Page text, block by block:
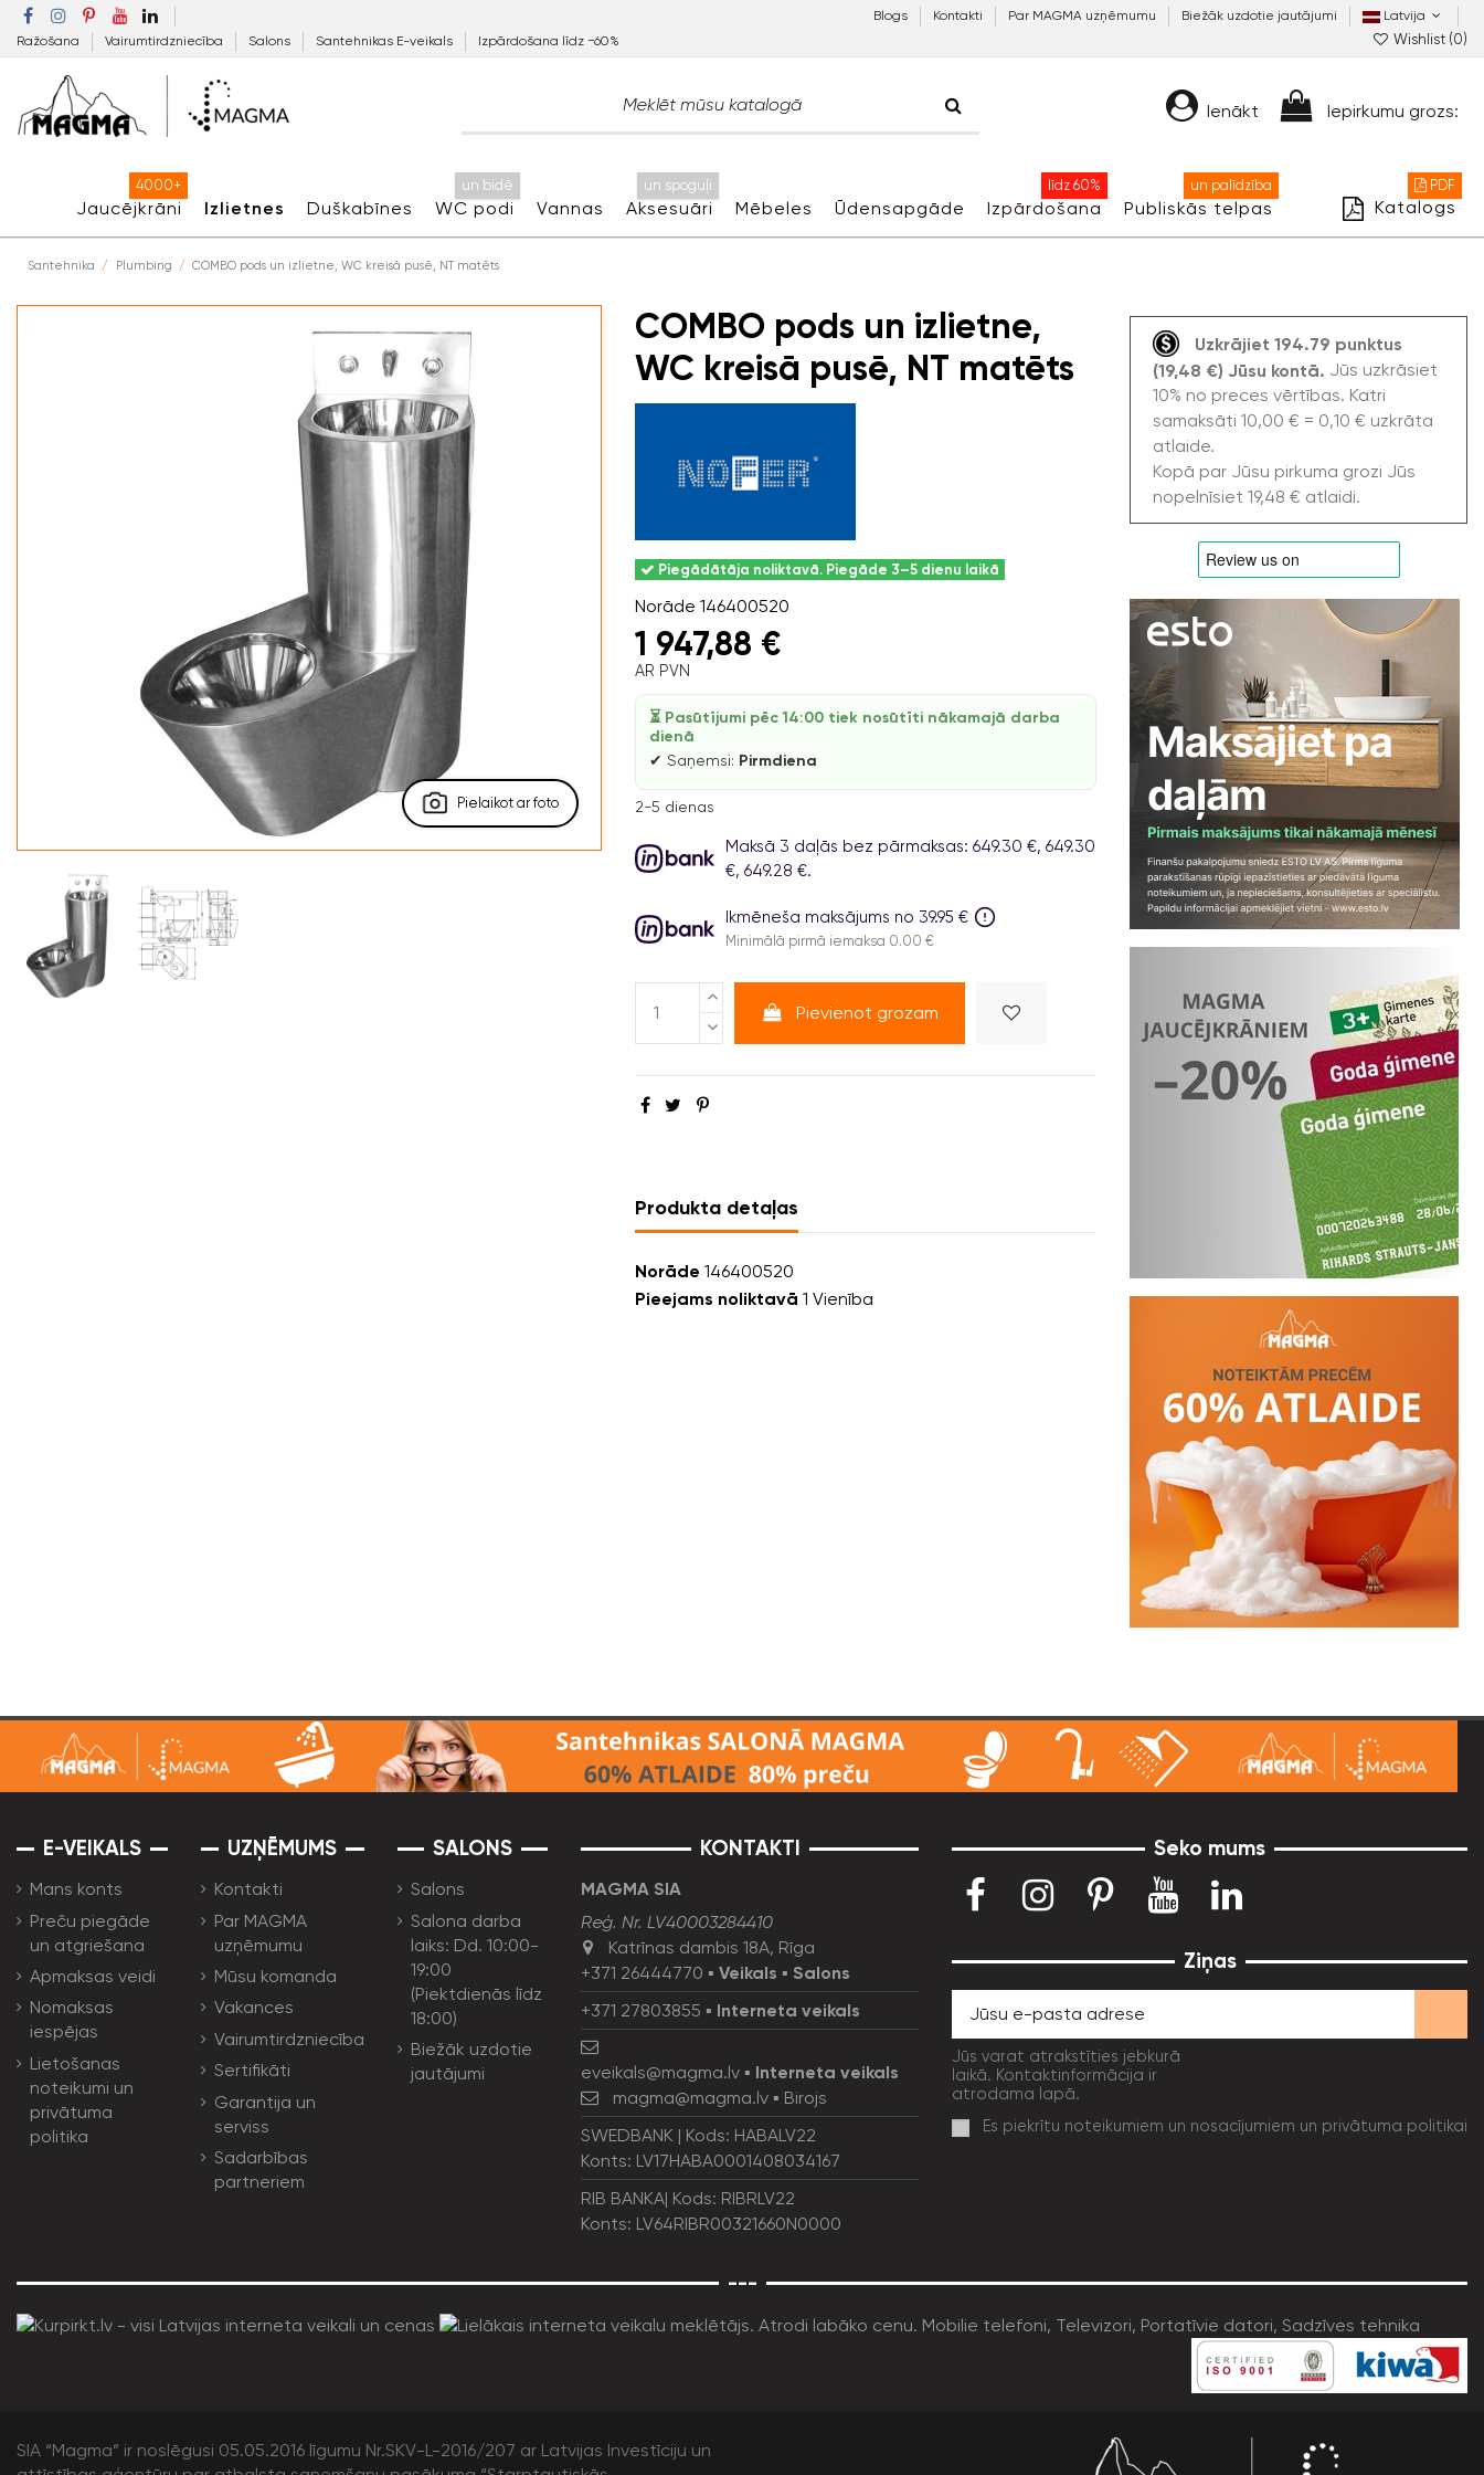
Ražošana Vairumtirdzniecība Salons Santehnikas E-veikals Izpārdošana līdz −60%
Blogs Kontakti Par MAGMA uzņēmumu Biežāk uzdotie jautājumi Latvija
Wishlist (0)
Ienākt Iepirkumu grozs:
Jaucējkrāni
4000+
Izlietnes Duškabīnes WC podi
un bidē
Vannas Aksesuāri
un spoguļi
Mēbeles Ūdensapgāde Izpārdošana
līdz 60%
Publiskās telpas
un palīdzība
Katalogs
PDF
Santehnika Plumbing COMBO pods un izlietne, WC kreisā pusē, NT matēts
Pielaikot ar foto
COMBO pods un izlietne,
WC kreisā pusē, NT matēts
Piegādātāja noliktavā. Piegāde 3–5 dienu laikā
Norāde 146400520
1 947,88 €
AR PVN
⏳ Pasūtījumi pēc 14:00 tiek nosūtīti nākamajā darba
dienā
✔ Saņemsi: Pirmdiena
2-5 dienas
Maksā 3 daļās bez pārmaksas: 649.30 €, 649.30
€, 649.28 €.
Ikmēneša maksājums no 39.95 €
Minimālā pirmā iemaksa 0.00 €
Pievienot grozam
Produkta detaļas
Norāde 146400520
Pieejams noliktavā 1 Vienība
Uzkrājiet 194.79 punktus
(19,48 €) Jūsu kontā. Jūs uzkrāsiet
10% no preces vērtības. Katri
samaksāti 10,00 € = 0,10 € uzkrāta
atlaide.
Kopā par Jūsu pirkuma grozi Jūs
nopelnīsiet 19,48 € atlaidi.
E-VEIKALS
Mans konts
Preču piegāde
un atgriešana
Apmaksas veidi
Nomaksas
iespējas
Lietošanas
noteikumi un
privātuma
politika
UZŅĒMUMS
Kontakti
Par MAGMA
uzņēmumu
Mūsu komanda
Vakances
Vairumtirdzniecība
Sertifikāti
Garantija un
serviss
Sadarbības
partneriem
SALONS
Salons
Salona darba
laiks: Dd. 10:00-
19:00
(Piektdienās līdz
18:00)
Biežāk uzdotie
jautājumi
KONTAKTI
MAGMA SIA
Reģ. Nr. LV40003284410
Katrīnas dambis 18A, Rīga
+371 26444770 ▪ Veikals ▪ Salons
+371 27803855 ▪ Interneta veikals
eveikals@magma.lv ▪ Interneta veikals
magma@magma.lv▪ Birojs
SWEDBANK | Kods: HABALV22
Konts: LV17HABA0001408034167
RIB BANKA| Kods: RIBRLV22
Konts: LV64RIBR00321660N0000
Seko mums
Ziņas
Jūs varat atrakstīties jebkurā
laikā. Kontaktinformācija ir
atrodama lapā.
Es piekrītu noteikumiem un nosacījumiem un privātuma politikai
---
SIA “Magma” ir noslēgusi 05.05.2016 līgumu Nr.SKV-L-2016/207 ar Latvijas Investīciju un